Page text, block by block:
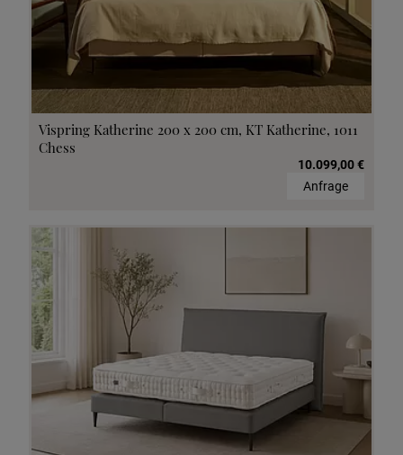
Vispring Katherine 200 x 200 cm, KT Katherine, 1011
Chess
10.099,00 €
Anfrage